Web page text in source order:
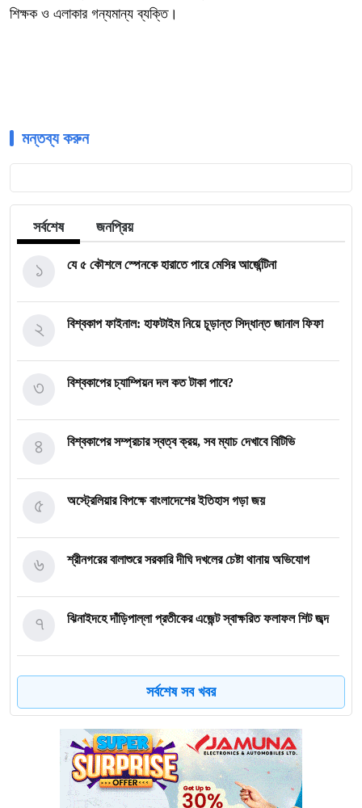
শিক্ষক ও এলাকার গন্যমান্য ব্যক্তি।
মন্তব্য করুন
সর্বশেষ জনপ্রিয়
যে ৫ কৌশলে স্পেনকে হারাতে পারে মেসির আর্জেন্টিনা
১
বিশ্বকাপ ফাইনাল: হাফটাইম নিয়ে চূড়ান্ত সিদ্ধান্ত জানাল ফিফা
২
বিশ্বকাপের চ্যাম্পিয়ন দল কত টাকা পাবে?
৩
বিশ্বকাপের সম্প্রচার স্বত্ব ক্রয়, সব ম্যাচ দেখাবে বিটিভি
৪
অস্ট্রেলিয়ার বিপক্ষে বাংলাদেশের ইতিহাস গড়া জয়
৫
শ্রীনগরের বালাশুরে সরকারি দীঘি দখলের চেষ্টা থানায় অভিযোগ
৬
ঝিনাইদহে দাঁড়িপাল্লা প্রতীকের এজেন্ট স্বাক্ষরিত ফলাফল শিট জব্দ
৭
ত্রয়োদশ জাতীয় নির্বাচন, শান্তিপূর্ণ ও নিরপেক্ষ হোক
৮
ইশরাকের আসনে ভোটকেন্দ্রে ঢুকে প্রিজাইডিং অফিসারের ওপর
হামলা বিএনপি নেতাকর্মীদের
অবরুদ্ধ জামায়াত নেতাকে উদ্ধার করলেন এনসিপি নেত্রী ডা. মিতু
সর্বশেষ সব খবর